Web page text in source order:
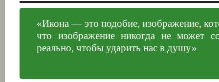
«Икона — это подобие, изображение,
что изображение никогда не может
реально, чтобы ударить нас в душу»